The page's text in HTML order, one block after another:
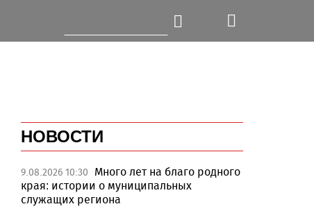
НОВОСТИ
9.08.2026 10:30
Много лет на благо родного
края: истории о муниципальных
служащих региона